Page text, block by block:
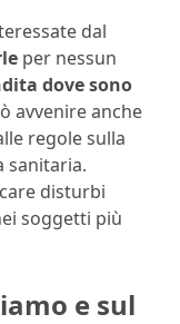
dal
per nessun
dove sono
avvenire anche
regole sulla
sanitaria.
disturbi
soggetti più
e sul